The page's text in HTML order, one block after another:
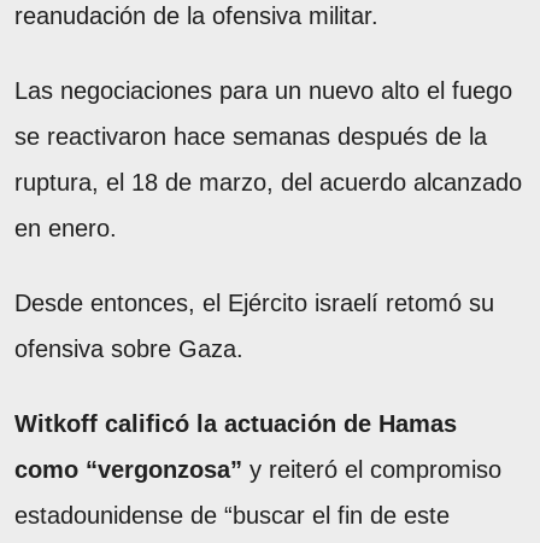
reanudación de la ofensiva militar.
Las negociaciones para un nuevo alto el fuego
se reactivaron hace semanas después de la
ruptura, el 18 de marzo, del acuerdo alcanzado
en enero.
Desde entonces, el Ejército israelí retomó su
ofensiva sobre Gaza.
Witkoff calificó la actuación de Hamas
como “vergonzosa” y reiteró el compromiso
estadounidense de “buscar el fin de este